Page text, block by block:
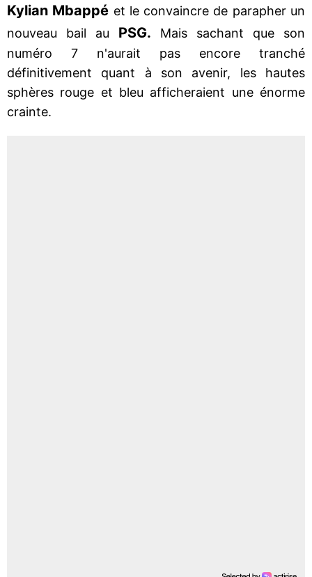
Kylian Mbappé et le convaincre de parapher un
nouveau bail au PSG. Mais sachant que son
numéro 7 n'aurait pas encore tranché
définitivement quant à son avenir, les hautes
sphères rouge et bleu afficheraient une énorme
crainte.